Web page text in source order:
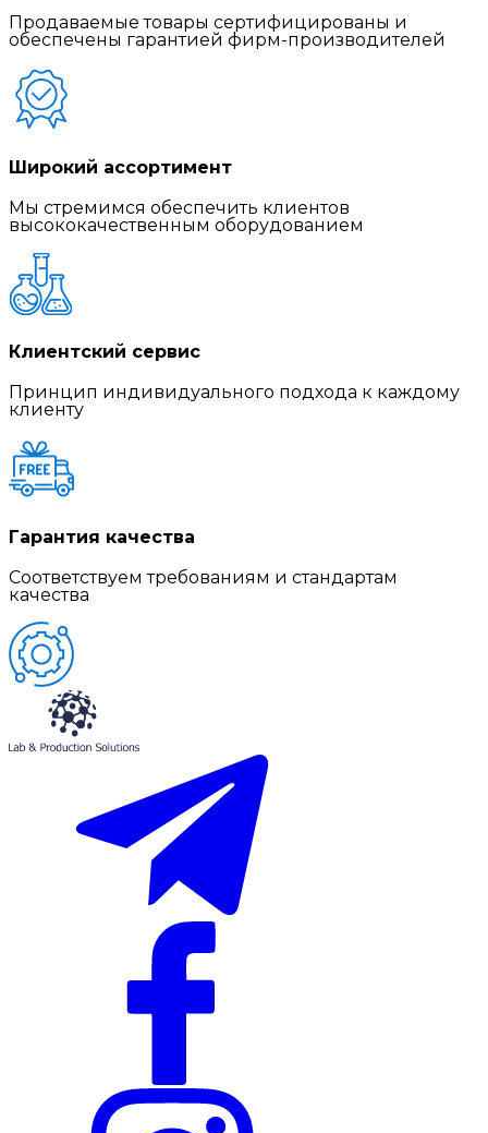
Продаваемые товары сертифицированы и
обеспечены гарантией фирм-производителей
Широкий ассортимент
Мы стремимся обеспечить клиентов
высококачественным оборудованием
Клиентский сервис
Принцип индивидуального подхода к каждому
клиенту
Гарантия качества
Соответствуем требованиям и стандартам
качества